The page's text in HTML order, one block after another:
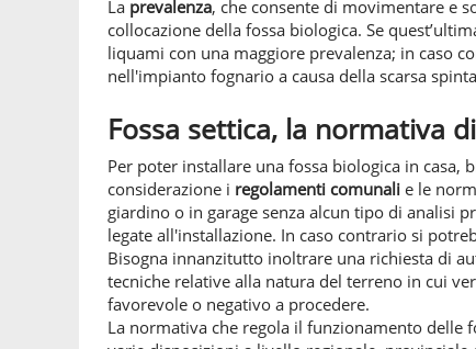
La prevalenza, che consente di movimentare e
collocazione della fossa biologica. Se
liquami con una maggiore prevalenza; in caso
nell'impianto fognario a causa della scarsa
Fossa settica, la normativa
Per poter installare una fossa biologica in casa,
considerazione i regolamenti comunali e le
giardino o in garage senza alcun tipo di analisi
legate all'installazione. In caso contrario si
Bisogna innanzitutto inoltrare una richiesta di
tecniche relative alla natura del terreno in cui
favorevole o negativo a procedere.
La normativa che regola il funzionamento delle